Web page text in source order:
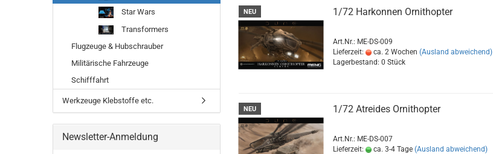
NEU 1/72 Harkonnen Ornithopter
Art.Nr.: ME-DS-009
Lieferzeit:
ca. 2 Wochen (Ausland abweichend)
Lagerbestand: 0 Stück
NEU 1/72 Atreides Ornithopter
Art.Nr.: ME-DS-007
Lieferzeit:
ca. 3-4 Tage (Ausland abweichend)
Star Wars
Transformers
Flugzeuge & Hubschrauber
Militärische Fahrzeuge
Schifffahrt
Werkzeuge Klebstoffe etc.
Newsletter-Anmeldung